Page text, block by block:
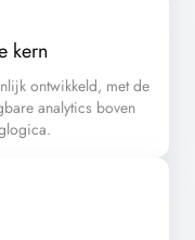
kern
ontwikkeld, met de
analytics boven